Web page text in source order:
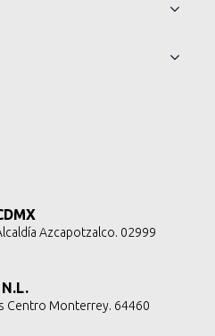
Azcapotzalco. 02999
N.L.
Centro Monterrey. 64460